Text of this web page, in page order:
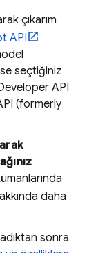
çıkarım
API
seçtiğiniz
API
(formerly
daha
sonra